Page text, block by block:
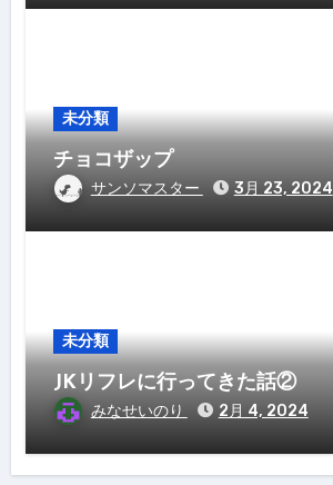
未分類
チョコザップ
サンソマスター 3月 23, 2024
未分類
JKリフレに行ってきた話②
みなせいのり 2月 4, 2024